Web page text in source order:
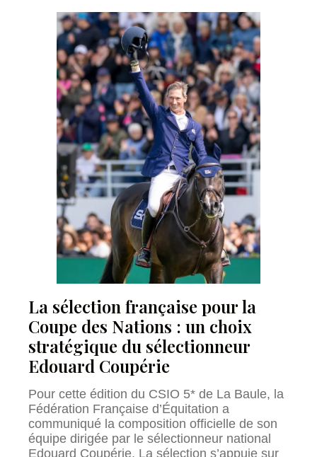
La sélection française pour la
Coupe des Nations : un choix
stratégique du sélectionneur
Edouard Coupérie
Pour cette édition du CSIO 5* de La Baule, la
Fédération Française d’Équitation a
communiqué la composition officielle de son
équipe dirigée par le sélectionneur national
Edouard Coupérie. La sélection s’appuie sur